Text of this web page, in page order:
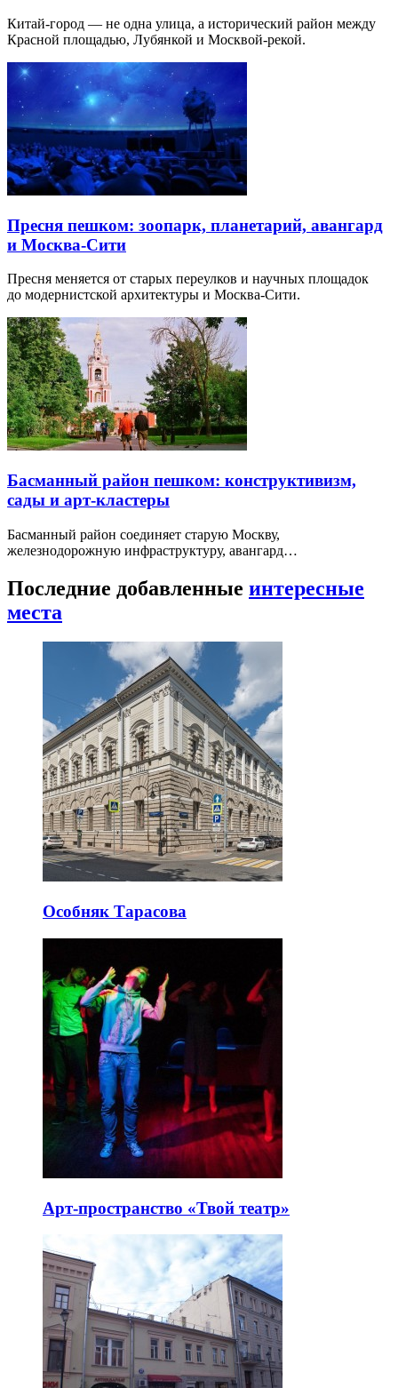
Китай-город — не одна улица, а исторический район между
Красной площадью, Лубянкой и Москвой-рекой.
Пресня пешком: зоопарк, планетарий, авангард
и Москва-Сити
Пресня меняется от старых переулков и научных площадок
до модернистской архитектуры и Москва-Сити.
Басманный район пешком: конструктивизм,
сады и арт-кластеры
Басманный район соединяет старую Москву,
железнодорожную инфраструктуру, авангард…
Последние добавленные интересные
места
Особняк Тарасова
Арт-пространство «Твой театр»